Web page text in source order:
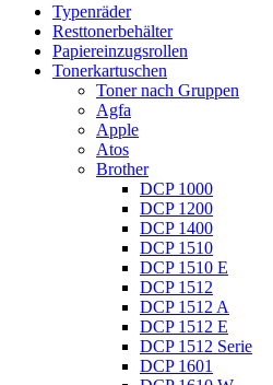
Typenräder
Resttonerbehälter
Papiereinzugsrollen
Tonerkartuschen
Toner nach Gruppen
Agfa
Apple
Atos
Brother
DCP 1000
DCP 1200
DCP 1400
DCP 1510
DCP 1510 E
DCP 1512
DCP 1512 A
DCP 1512 E
DCP 1512 Serie
DCP 1601